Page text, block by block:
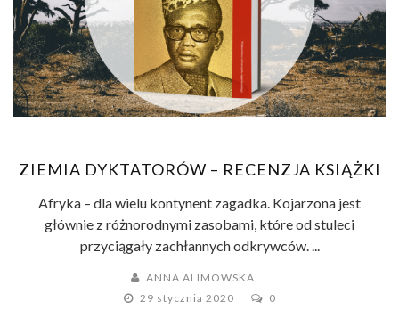
ZIEMIA DYKTATORÓW – RECENZJA KSIĄŻKI
Afryka – dla wielu kontynent zagadka. Kojarzona jest
głównie z różnorodnymi zasobami, które od stuleci
przyciągały zachłannych odkrywców. ...
ANNA ALIMOWSKA
29 stycznia 2020
0